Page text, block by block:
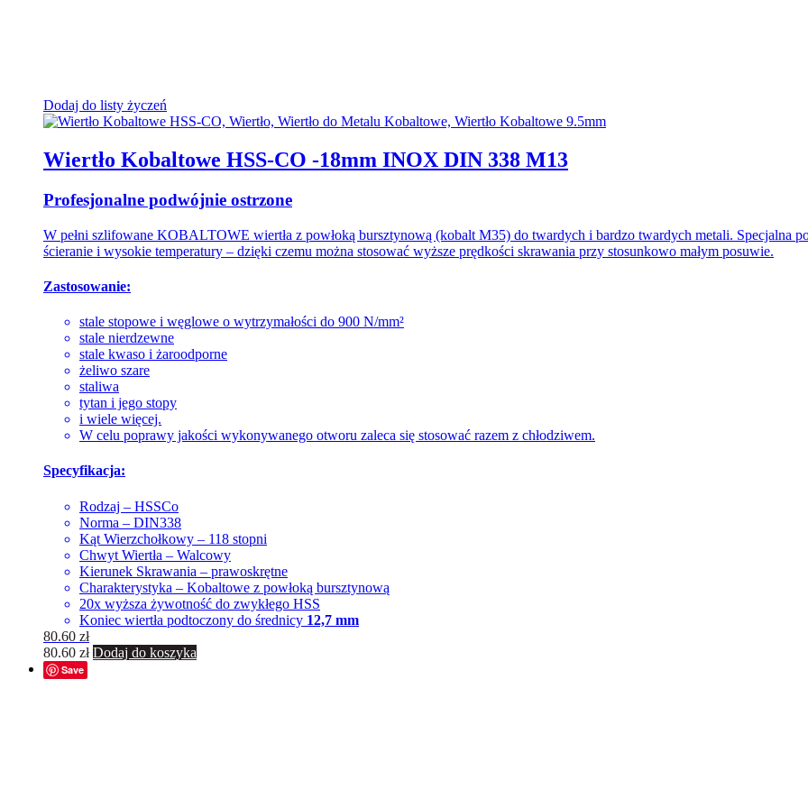
Dodaj do listy życzeń
Wiertło Kobaltowe HSS-CO -18mm INOX DIN 338 M13
Profesjonalne podwójnie ostrzone
W pełni szlifowane KOBALTOWE wiertła z powłoką bursztynową (kobalt M35) do twardych i bardzo twardych metali. Specjalna
ścieranie i wysokie temperatury – dzięki czemu można stosować wyższe prędkości skrawania przy stosunkowo małym posuwie.
Zastosowanie:
stale stopowe i węglowe o wytrzymałości do 900 N/mm²
stale nierdzewne
stale kwaso­ i żaroodporne
żeliwo szare
staliwa
tytan i jego stopy
i wiele więcej.
W celu poprawy jakości wykonywanego otworu zaleca się stosować razem z chłodziwem.
Specyfikacja:
Rodzaj – HSSCo
Norma – DIN338
Kąt Wierzchołkowy – 118 stopni
Chwyt Wiertła – Walcowy
Kierunek Skrawania – prawoskrętne
Charakterystyka – Kobaltowe z powłoką bursztynową
20x wyższa żywotność do zwykłego HSS
Koniec wiertła podtoczony do średnicy 12,7 mm
80.60 zł
80.60 zł Dodaj do koszyka
Save